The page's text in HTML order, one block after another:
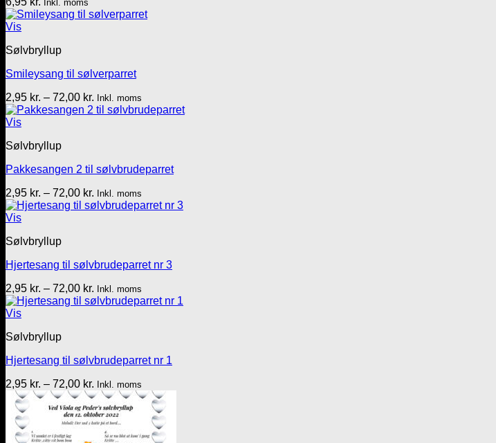
Inkl. moms
Vis
Sølvbryllup
Smileysang til sølverparret
2,95 kr. – 72,00 kr. Prisinterval:
2,95 kr.
Inkl. moms
Vis
Sølvbryllup
Pakkesangen 2 til sølvbrudeparret
2,95 kr. – 72,00 kr. Prisinterval:
2,95 kr.
Inkl. moms
Vis
Sølvbryllup
Hjertesang til sølvbrudeparret nr 3
2,95 kr. – 72,00 kr. Prisinterval:
2,95 kr.
Inkl. moms
Vis
Sølvbryllup
Hjertesang til sølvbrudeparret nr 1
2,95 kr. – 72,00 kr. Prisinterval:
2,95 kr.
til
72,00 kr.
Inkl. moms